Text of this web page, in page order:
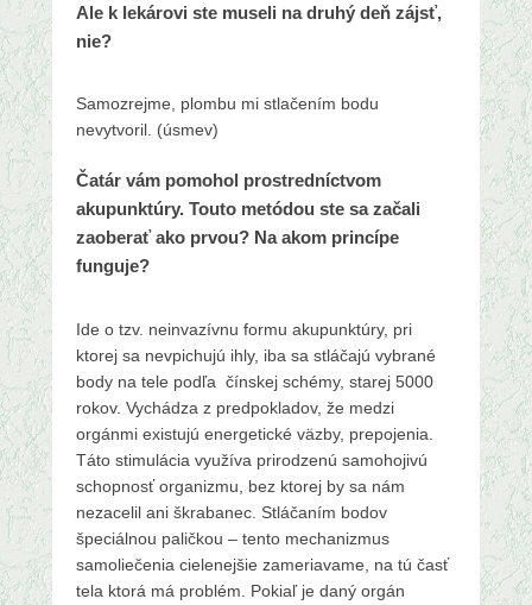
Ale k lekárovi ste museli na druhý deň zájsť,
nie?
Samozrejme, plombu mi stlačením bodu
nevytvoril. (úsmev)
Čatár vám pomohol prostredníctvom
akupunktúry. Touto metódou ste sa začali
zaoberať ako prvou? Na akom princípe
funguje?
Ide o tzv. neinvazívnu formu akupunktúry, pri
ktorej sa nevpichujú ihly, iba sa stláčajú vybrané
body na tele podľa čínskej schémy, starej 5000
rokov. Vychádza z predpokladov, že medzi
orgánmi existujú energetické väzby, prepojenia.
Táto stimulácia využíva prirodzenú samohojivú
schopnosť organizmu, bez ktorej by sa nám
nezacelil ani škrabanec. Stláčaním bodov
špeciálnou paličkou – tento mechanizmus
samoliečenia cielenejšie zameriavame, na tú časť
tela ktorá má problém. Pokiaľ je daný orgán